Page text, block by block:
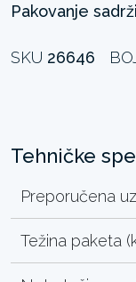
Pakovanje
SKU 26646
Tehničke
Preporučena
Težina paketa